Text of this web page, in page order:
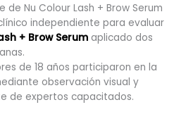
Nu Colour Lash + Brow Serum
independiente para evaluar
+ Brow Serum aplicado dos
de 18 años participaron en la
observación visual y
de expertos capacitados.